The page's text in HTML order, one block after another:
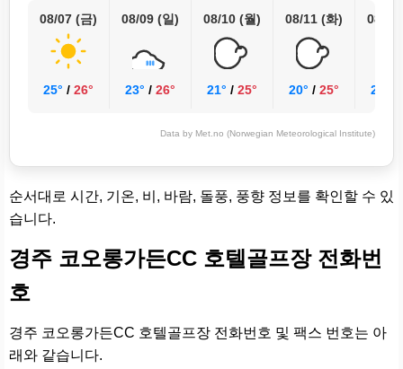
08/07 (금)
25° / 26°
08/09 (일)
23° / 26°
08/10 (월)
21° / 25°
08/11 (화)
20° / 25°
08/12
22°
Data by Met.no (Norwegian Meteorological Institute)
순서대로 시간, 기온, 비, 바람, 돌풍, 풍향 정보를 확인할 수 있
습니다.
경주 코오롱가든CC 호텔골프장 전화번
호
경주 코오롱가든CC 호텔골프장 전화번호 및 팩스 번호는 아
래와 같습니다.